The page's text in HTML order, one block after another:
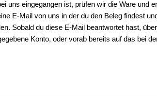
uns eingegangen ist, prüfen wir die Ware und
E-Mail von uns in der du den Beleg findest
Sobald du diese E-Mail beantwortet hast,